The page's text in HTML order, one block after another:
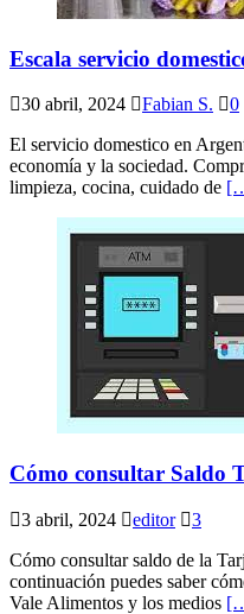
Escala servicio
30 abril, 2024 Fabian S.
0
El servicio domestico en
economía y la sociedad.
limpieza, cocina, cuidado de
Cómo consultar Saldo
3 abril, 2024 editor
3
Cómo consultar saldo de la
continuación puedes saber
Vale Alimentos y los medios